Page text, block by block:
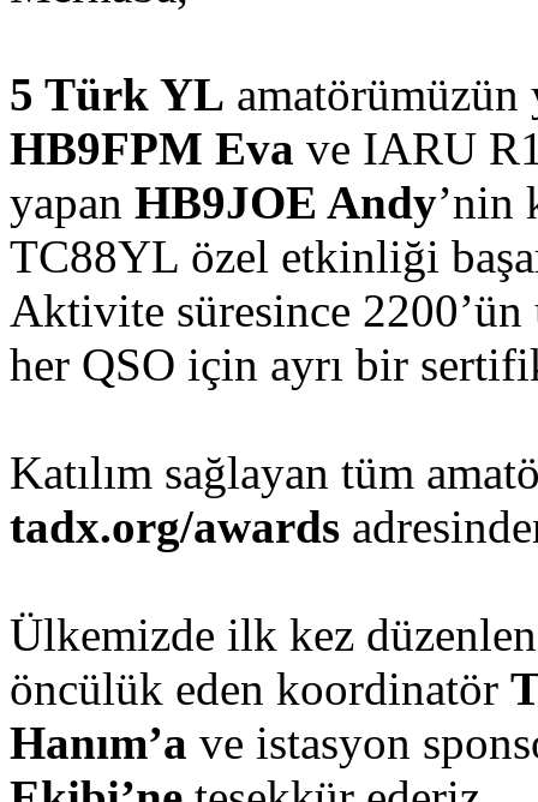
5 Türk YL amatörümüzün
HB9FPM Eva ve IARU
yapan HB9JOE Andy’nin
TC88YL özel etkinliği
Aktivite süresince 2200’ün
her QSO için ayrı bir
Katılım sağlayan tüm
tadx.org/awards
Ülkemizde ilk kez
öncülük eden koordinatör
Hanım’a ve istasyon